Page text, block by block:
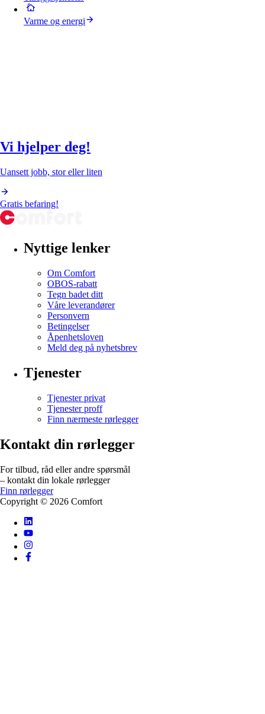
Varme og energi
Vi hjelper deg!
Uansett jobb, stor eller liten
Gratis befaring!
Nyttige lenker
Om Comfort
OBOS-rabatt
Tegn badet ditt
Våre leverandører
Personvern
Betingelser
Åpenhetsloven
Meld deg på nyhetsbrev
Tjenester
Tjenester privat
Tjenester proff
Finn nærmeste rørlegger
Kontakt din rørlegger
For tilbud, råd eller andre spørsmål
– kontakt din lokale rørlegger
Finn rørlegger
Copyright © 2026 Comfort